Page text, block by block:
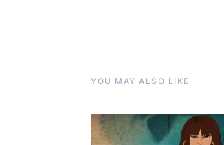
YOU MAY ALSO LIKE